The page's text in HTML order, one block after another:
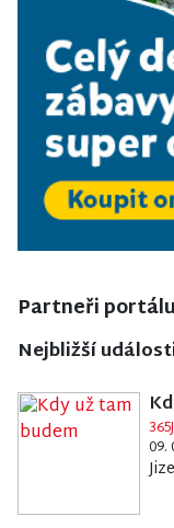
Partneři portálu
Nejbližší
09.